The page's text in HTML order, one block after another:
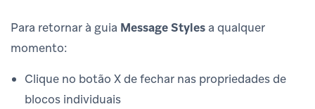
Para retornar à guia Message Styles a qualquer
momento:
Clique no botão X de fechar nas propriedades de
blocos individuais